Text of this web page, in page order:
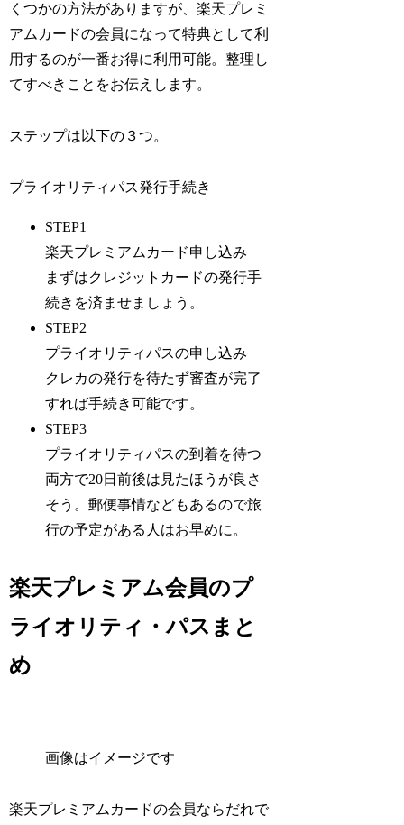
くつかの方法がありますが、楽天プレミ
アムカードの会員になって特典として利
用するのが一番お得に利用可能。整理し
てすべきことをお伝えします。
ステップは以下の３つ。
プライオリティパス発行手続き
STEP1
楽天プレミアムカード申し込み
まずはクレジットカードの発行手
続きを済ませましょう。
STEP2
プライオリティパスの申し込み
クレカの発行を待たず審査が完了
すれば手続き可能です。
STEP3
プライオリティパスの到着を待つ
両方で20日前後は見たほうが良さ
そう。郵便事情などもあるので旅
行の予定がある人はお早めに。
楽天プレミアム会員のプ
ライオリティ・パスまと
め
画像はイメージです
楽天プレミアムカードの会員ならだれで